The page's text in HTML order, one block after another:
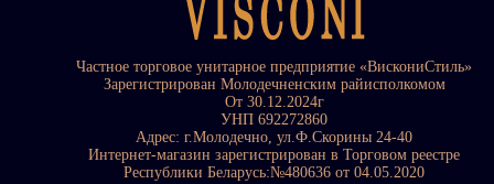
Частное торговое унитарное предприятие «ВискониСтиль»
Зарегистрирован Молодечненским райисполкомом
От 30.12.2024г
УНП 692272860
Адрес: г.Молодечно, ул.Ф.Скорины 24-40
Интернет-магазин зарегистрирован в Торговом реестре
Республики Беларусь:№480636 от 04.05.2020